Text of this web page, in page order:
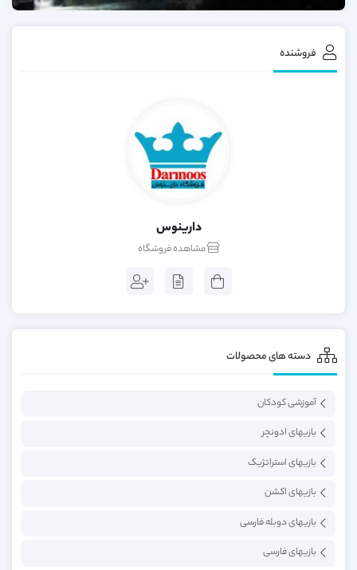
فروشنده
دارینوس
مشاهده فروشگاه
دسته های محصولات
آموزشی کودکان
بازیهای ادونچر
بازیهای استراتژیک
بازیهای اکشن
بازیهای دوبله فارسی
بازیهای فارسی